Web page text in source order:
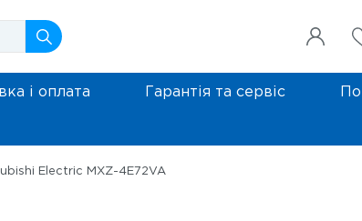
і оплата Гарантія та сервіс
Electric MXZ-4E72VA